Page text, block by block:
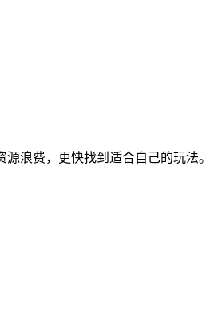
浪费，更快找到适合自己的玩法。